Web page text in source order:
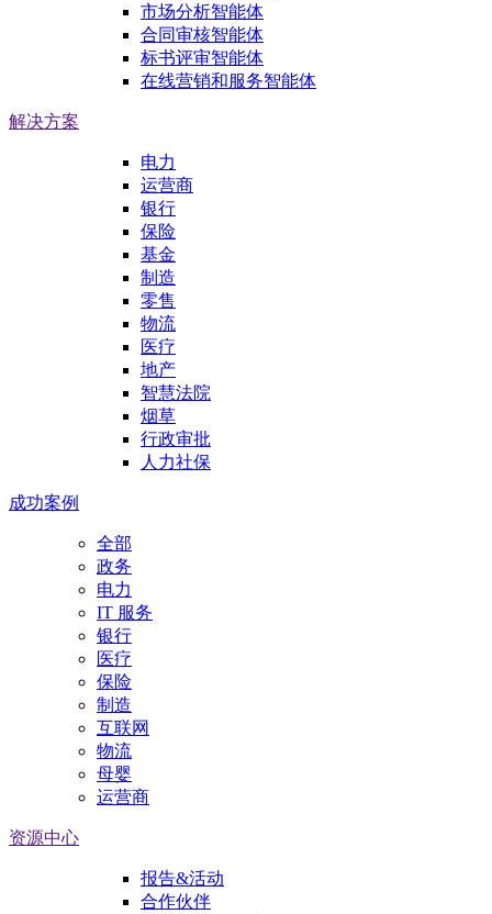
市场分析智能体
合同审核智能体
标书评审智能体
在线营销和服务智能体
解决方案
电力
运营商
银行
保险
基金
制造
零售
物流
医疗
地产
智慧法院
烟草
行政审批
人力社保
成功案例
全部
政务
电力
IT 服务
银行
医疗
保险
制造
互联网
物流
母婴
运营商
资源中心
报告&活动
合作伙伴